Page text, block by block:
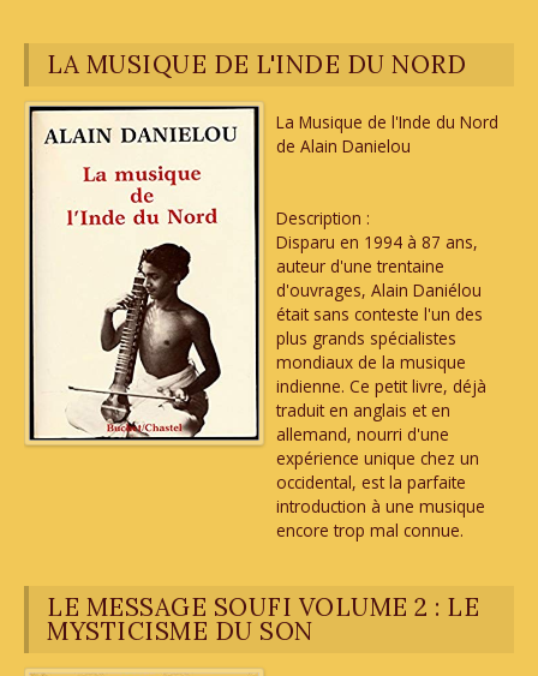
LA MUSIQUE DE L'INDE DU NORD
La Musique de l'Inde du Nord
de Alain Danielou
Description :
Disparu en 1994 à 87 ans,
auteur d'une trentaine
d'ouvrages, Alain Daniélou
était sans conteste l'un des
plus grands spécialistes
mondiaux de la musique
indienne. Ce petit livre, déjà
traduit en anglais et en
allemand, nourri d'une
expérience unique chez un
occidental, est la parfaite
introduction à une musique
encore trop mal connue.
LE MESSAGE SOUFI VOLUME 2 : LE
MYSTICISME DU SON